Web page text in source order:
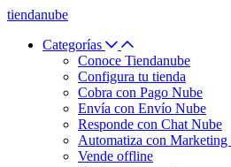
tiendanube
Categorías
Conoce Tiendanube
Configura tu tienda
Cobra con Pago Nube
Envía con Envío Nube
Responde con Chat Nube
Automatiza con Marketing
Vende offline